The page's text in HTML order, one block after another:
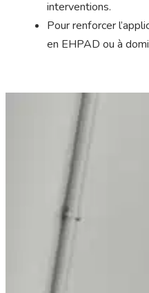
interventions.
Pour renforcer
en EHPAD ou à